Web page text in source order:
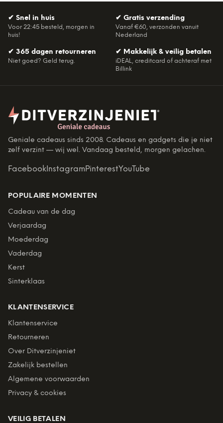
✔ Snel in huis
Voor 22:45 besteld, morgen in
huis!
✔ Gratis verzending
Vanaf €60, verzonden vanuit
Nederland
✔ 365 dagen retourneren
Niet goed? Geld terug.
✔ Makkelijk & veilig betalen
iDEAL, creditcard of achteraf met
Billink
Geniale cadeaus sinds 2008. Cadeaus en gadgets die je niet
zelf verzint — wij wel. Vandaag besteld, morgen gelachen.
Facebook InstagramPinterestYouTube
POPULAIRE MOMENTEN
Cadeau van de dag
Verjaardag
Moederdag
Vaderdag
Kerst
Sinterklaas
KLANTENSERVICE
Klantenservice
Retourneren
Over Ditverzinjeniet
Zakelijk bestellen
Algemene voorwaarden
Privacy & cookies
VEILIG BETALEN